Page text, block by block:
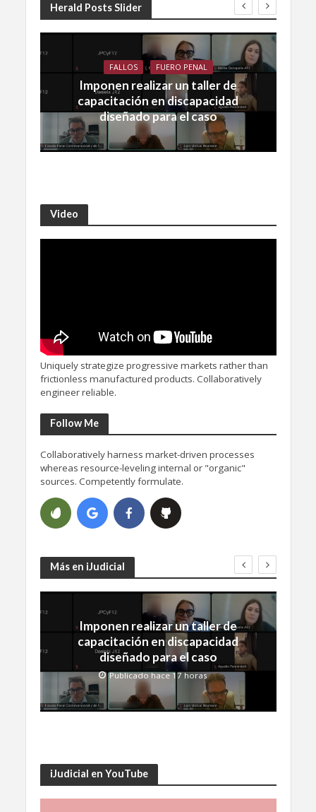
Herald Posts Slider
FALLOS FUERO PENAL
Imponen realizar un taller de
capacitación en discapacidad
diseñado para el caso
Video
Uniquely strategize progressive markets rather than
frictionless manufactured products. Collaboratively
engineer reliable.
Follow Me
Collaboratively harness market-driven processes
whereas resource-leveling internal or "organic"
sources. Competently formulate.
Más en iJudicial
Imponen realizar un taller de
capacitación en discapacidad
diseñado para el caso
Publicado hace 17 horas
iJudicial en YouTube